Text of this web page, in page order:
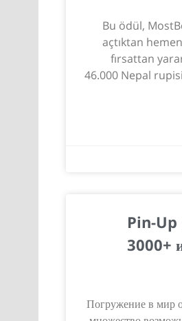
Bu ödül,
açtıktan
fırsattan
46.000 Nepal
Pin-Up
3000+
Погружение в мир